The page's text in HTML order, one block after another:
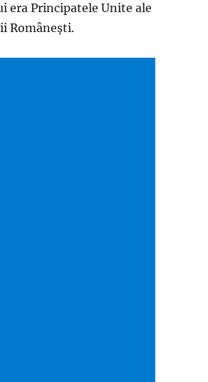
era Principatele Unite ale
Româneşti.